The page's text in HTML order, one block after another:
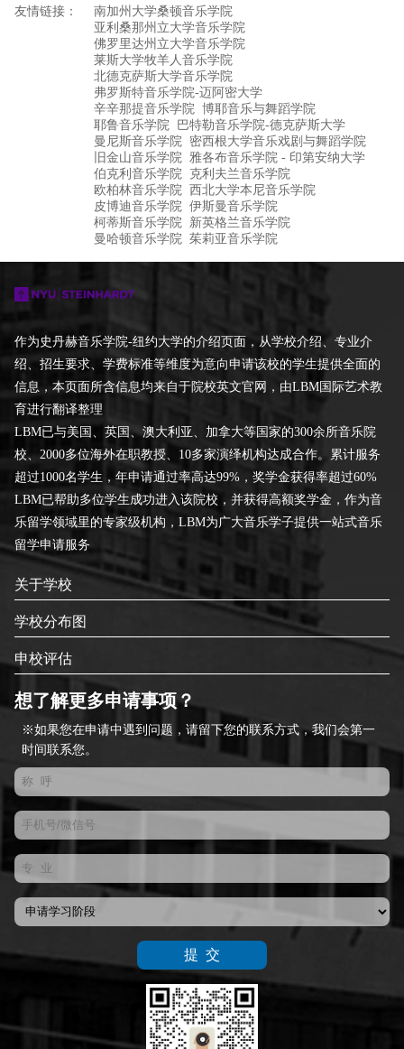
友情链接：
南加州大学桑顿音乐学院
亚利桑那州立大学音乐学院
佛罗里达州立大学音乐学院
莱斯大学牧羊人音乐学院
北德克萨斯大学音乐学院
弗罗斯特音乐学院-迈阿密大学
辛辛那提音乐学院 博耶音乐与舞蹈学院
耶鲁音乐学院
巴特勒音乐学院-德克萨斯大学
曼尼斯音乐学院
密西根大学音乐戏剧与舞蹈学院
旧金山音乐学院
雅各布音乐学院 - 印第安纳大学
伯克利音乐学院
克利夫兰音乐学院
欧柏林音乐学院 西北大学本尼音乐学院
皮博迪音乐学院 伊斯曼音乐学院
柯蒂斯音乐学院
新英格兰音乐学院
曼哈顿音乐学院 茱莉亚音乐学院
作为史丹赫音乐学院-纽约大学的介绍页面，从学校介绍、专业介
绍、招生要求、学费标准等维度为意向申请该校的学生提供全面的
信息，本页面所含信息均来自于院校英文官网，由LBM国际艺术教
育进行翻译整理
LBM已与美国、英国、澳大利亚、加拿大等国家的300余所音乐院
校、2000多位海外在职教授、10多家演绎机构达成合作。累计服务
超过1000名学生，年申请通过率高达99%，奖学金获得率超过60%
LBM已帮助多位学生成功进入该院校，并获得高额奖学金，作为音
乐留学领域里的专家级机构，LBM为广大音乐学子提供一站式音乐
留学申请服务
关于学校
学校分布图
申校评估
想了解更多申请事项？
※如果您在申请中遇到问题，请留下您的联系方式，我们会第一
时间联系您。